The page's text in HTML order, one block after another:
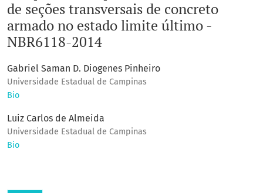
de seções transversais de concreto
armado no estado limite último -
NBR6118-2014
Gabriel Saman D. Diogenes Pinheiro
Universidade Estadual de Campinas
Bio
Luiz Carlos de Almeida
Universidade Estadual de Campinas
Bio